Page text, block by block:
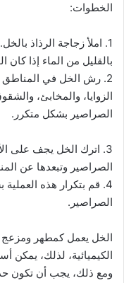
الخطوات:
1. املأ زجاجة الرذاذ
بالقليل من الماء إذا كان
2. رش الخل في المناطق
الزوايا، والمخابئ،
الصراصير بشكل متكرر.
3. اترك الخل يجف على
الصراصير وتبعدها عن
4. قم بتكرار هذه
الصراصير.
الخل يعمل كمطهر
الكيميائية، لذلك، يمكن
ومع ذلك، يجب أن تكون